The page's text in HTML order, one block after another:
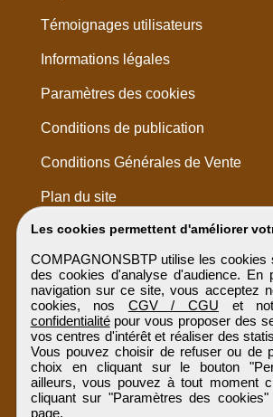
Les cookies permettent d'améliorer
COMPAGNONSBTP utilise les cookies
des cookies d'analyse d'audience. En
navigation sur ce site, vous acceptez
cookies, nos CGV / CGU et
confidentialitépour vous proposer des
vos centres d'intérêt et réaliser des
Vous pouvez choisir de refuser ou de
choix en cliquant sur le bouton
ailleurs, vous pouvez à tout moment
cliquant sur "Paramètres des
page.
Témoignages utilisateurs
Informations légales
Paramètres des cookies
Conditions de publication
Conditions Générales de Vente
Plan du site